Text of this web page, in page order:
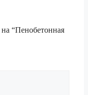
“Пенобетонная